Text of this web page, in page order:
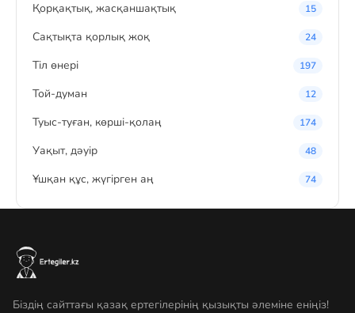
Қорқақтық, жасқаншақтық 15
Сақтықта қорлық жоқ 24
Тіл өнері 197
Той-думан 12
Туыс-туған, көрші-қолаң 174
Уақыт, дәуір 48
Ұшқан құс, жүгірген аң 74
Біздің сайттағы қазақ ертегілерінің қызықты әлеміне еніңіз!